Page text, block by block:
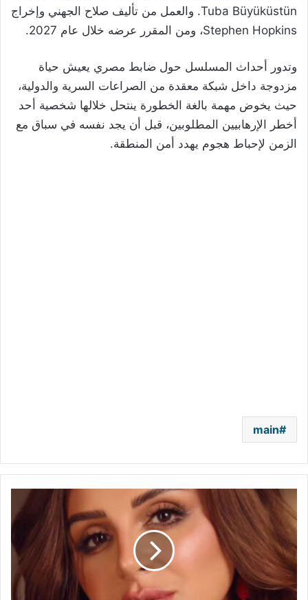
Tuba Büyüküstün. والعمل من تأليف صلاح الجهني وإخراج
Stephen Hopkins، ومن المقرر عرضه خلال عام 2027.
وتدور أحداث المسلسل حول ضابط مصري يعيش حياة
مزدوجة داخل شبكة معقدة من الصراعات السرية والدولية،
حيث يخوض مهمة بالغة الخطورة ينتحل خلالها شخصية أحد
أخطر الإرهابيين المطلوبين، قبل أن يجد نفسه في سباق مع
الزمن لإحباط هجوم يهدد أمن المنطقة.
main
الإساءة
لها..
القضاء
يُنصف
أنغام